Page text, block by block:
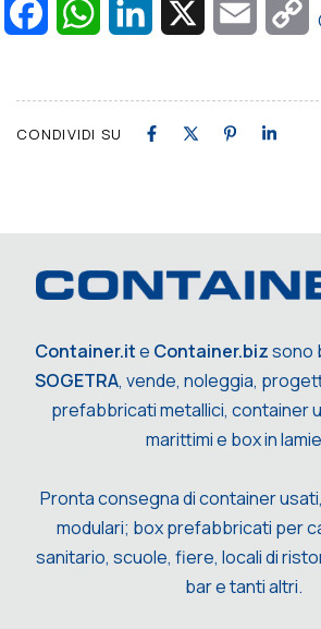
FacebookWhatsAppLinkedIn Email
CONDIVIDI SU
Container.ite Container.bizsono
SOGETRA, vende, noleggia,
prefabbricati metallici, container
marittimi e box in
Pronta consegna di container
modulari; box prefabbricati per
sanitario, scuole, fiere, locali di
bar e tanti altri.